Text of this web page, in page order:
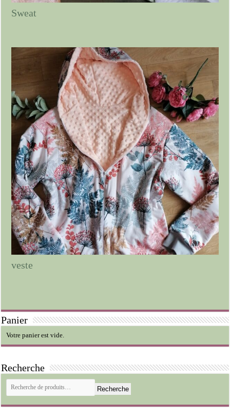
Sweat
veste
Panier
Votre panier est vide.
Recherche
Recherche